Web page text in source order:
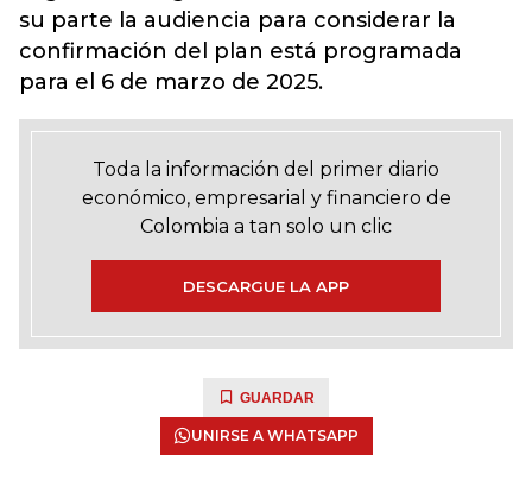
su parte la audiencia para considerar la
confirmación del plan está programada
para el 6 de marzo de 2025.
Toda la información del primer diario
económico, empresarial y financiero de
Colombia a tan solo un clic
DESCARGUE LA APP
GUARDAR
UNIRSE A WHATSAPP